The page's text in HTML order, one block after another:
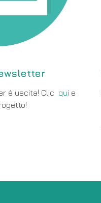
è uscita! Clic qui e